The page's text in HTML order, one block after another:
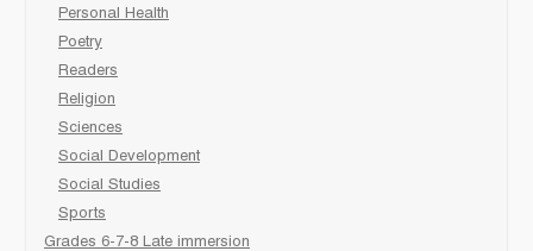
Personal Health
Poetry
Readers
Religion
Sciences
Social Development
Social Studies
Sports
Grades 6-7-8 Late immersion